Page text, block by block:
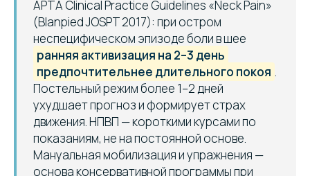
APTA Clinical Practice Guidelines «Neck Pain»
(Blanpied JOSPT 2017): при остром
неспецифическом эпизоде боли в шее
ранняя активизация на 2–3 день
предпочтительнее длительного покоя .
Постельный режим более 1–2 дней
ухудшает прогноз и формирует страх
движения. НПВП — короткими курсами по
показаниям, не на постоянной основе.
Мануальная мобилизация и упражнения —
основа консервативной программы при